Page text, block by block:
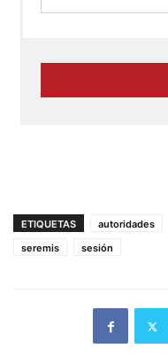
ETIQUETAS autoridades
seremis
sesión